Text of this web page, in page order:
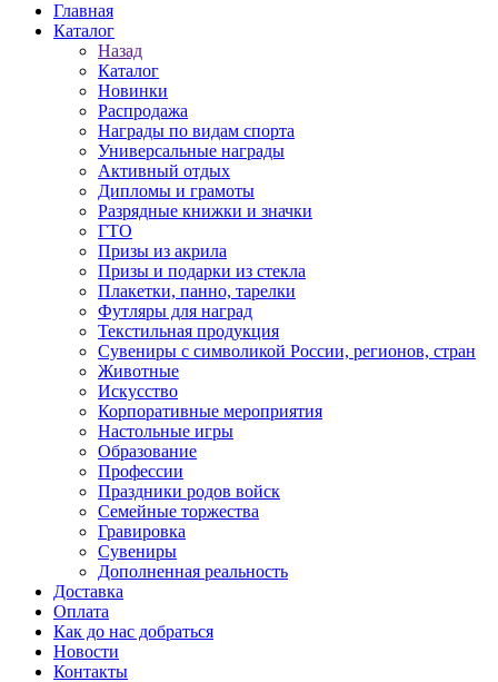
Главная
Каталог
Назад
Каталог
Новинки
Распродажа
Награды по видам спорта
Универсальные награды
Активный отдых
Дипломы и грамоты
Разрядные книжки и значки
ГТО
Призы из акрила
Призы и подарки из стекла
Плакетки, панно, тарелки
Футляры для наград
Текстильная продукция
Сувениры с символикой России, регионов, стран
Животные
Искусство
Корпоративные мероприятия
Настольные игры
Образование
Профессии
Праздники родов войск
Семейные торжества
Гравировка
Сувениры
Дополненная реальность
Доставка
Оплата
Как до нас добраться
Новости
Контакты